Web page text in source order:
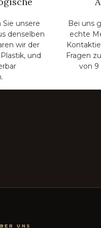
Sie unsere
denselben
wir der
und
Bei uns
echte
Fragen
von 9
UNS